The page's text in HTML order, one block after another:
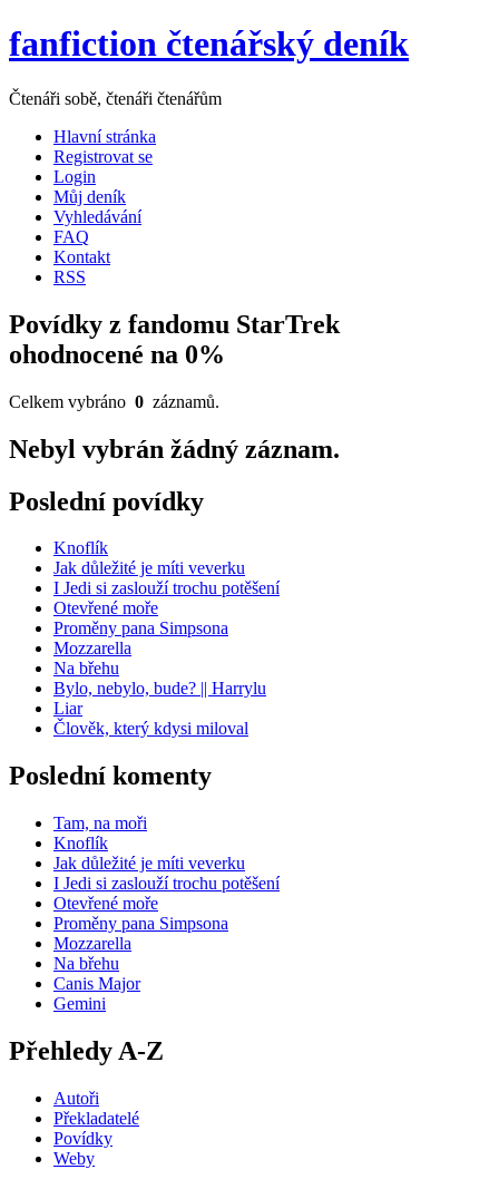
fanfiction čtenářský deník
Čtenáři sobě, čtenáři čtenářům
Hlavní stránka
Registrovat se
Login
Můj deník
Vyhledávání
FAQ
Kontakt
RSS
Povídky z fandomu StarTrek
ohodnocené na 0%
Celkem vybráno 0 záznamů.
Nebyl vybrán žádný záznam.
Poslední povídky
Knoflík
Jak důležité je míti veverku
I Jedi si zaslouží trochu potěšení
Otevřené moře
Proměny pana Simpsona
Mozzarella
Na břehu
Bylo, nebylo, bude? || Harrylu
Liar
Člověk, který kdysi miloval
Poslední komenty
Tam, na moři
Knoflík
Jak důležité je míti veverku
I Jedi si zaslouží trochu potěšení
Otevřené moře
Proměny pana Simpsona
Mozzarella
Na břehu
Canis Major
Gemini
Přehledy A-Z
Autoři
Překladatelé
Povídky
Weby